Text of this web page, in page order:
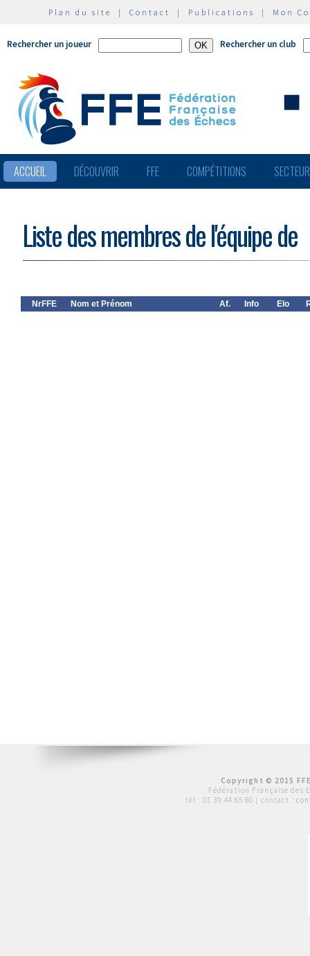
Plan du site | Contact | Publications | Mon
Rechercher un joueur Rechercher un club
ACCUEIL DÉCOUVRIR FFE COMPÉTITIONS
Liste des membres de l'équipe de
NrFFE Nom et Prénom Af. Info Elo
Copyright © 2015
Fédération Française des
tél : 01 39 44 65 80 | contact :